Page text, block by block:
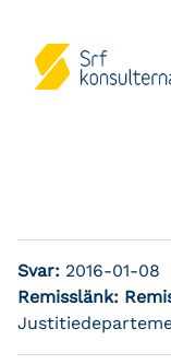
Svar: 2016-01-08
Remisslänk: